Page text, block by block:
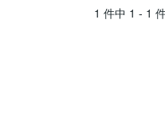
1 件中 1 - 1